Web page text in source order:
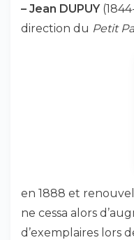
– Jean DUPUY
direction du Petit
en 1888 et
ne cessa alors
d’exemplaires lors